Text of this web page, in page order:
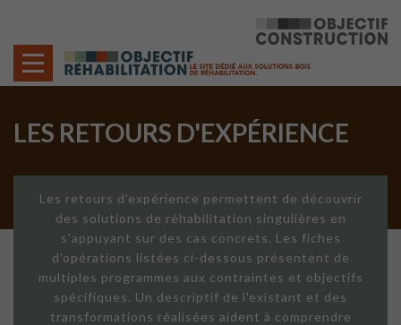
LES RETOURS D'EXPÉRIENCE
Les retours d'expérience permettent de découvrir
des solutions de réhabilitation singulières en
s'appuyant sur des cas concrets. Les fiches
d'opérations listées ci-dessous présentent de
multiples programmes aux contraintes et objectifs
spécifiques. Un descriptif de l'existant et des
transformations réalisées aident à comprendre